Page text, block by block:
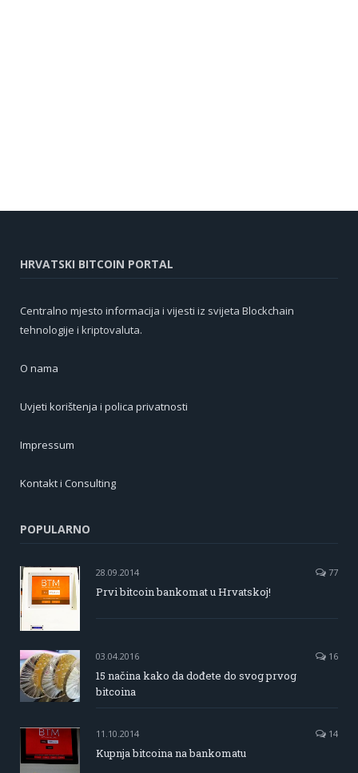
HRVATSKI BITCOIN PORTAL
Centralno mjesto informacija i vijesti iz svijeta Blockchain
tehnologije i kriptovaluta.
O nama
Uvjeti korištenja i polica privatnosti
Impressum
Kontakt i Consulting
POPULARNO
28.09.2014 77
Prvi bitcoin bankomat u Hrvatskoj!
03.04.2016 16
15 načina kako da dođete do svog prvog
bitcoina
11.10.2014 14
Kupnja bitcoina na bankomatu